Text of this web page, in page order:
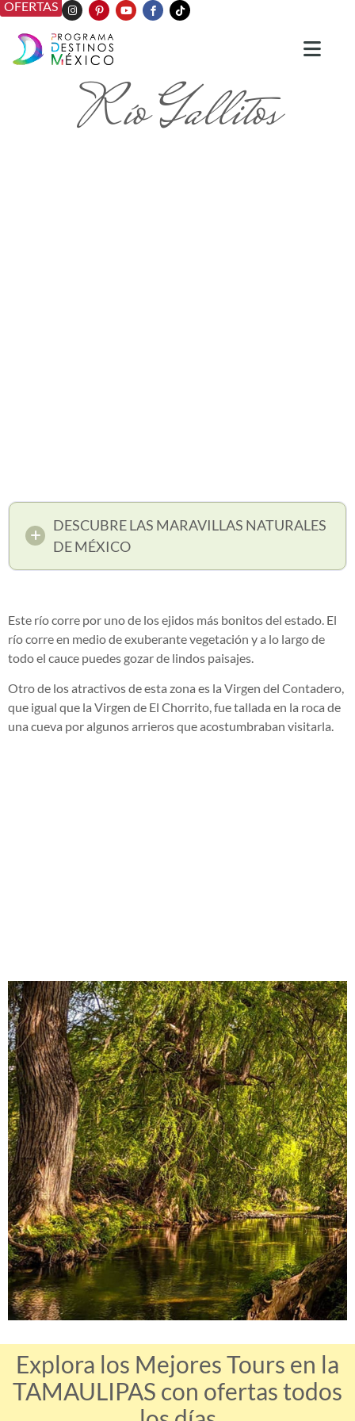
OFERTAS
Río Gallitos
DESCUBRE LAS MARAVILLAS NATURALES
DE MÉXICO
Este río corre por uno de los ejidos más bonitos del estado. El
río corre en medio de exuberante vegetación y a lo largo de
todo el cauce puedes gozar de lindos paisajes.
Otro de los atractivos de esta zona es la Virgen del Contadero,
que igual que la Virgen de El Chorrito, fue tallada en la roca de
una cueva por algunos arrieros que acostumbraban visitarla.
Explora los Mejores Tours en la
TAMAULIPAS con ofertas todos